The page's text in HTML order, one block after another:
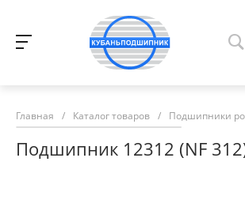
Главная / Каталог товаров / Подшипники
Подшипник 12312 (NF